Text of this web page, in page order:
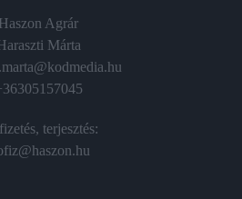
Haszon Agrár
Márta
terjesztés: